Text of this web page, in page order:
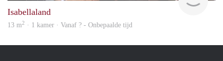
Isabellaland
13 m2 · 1 kamer · Vanaf ? - Onbepaalde tijd